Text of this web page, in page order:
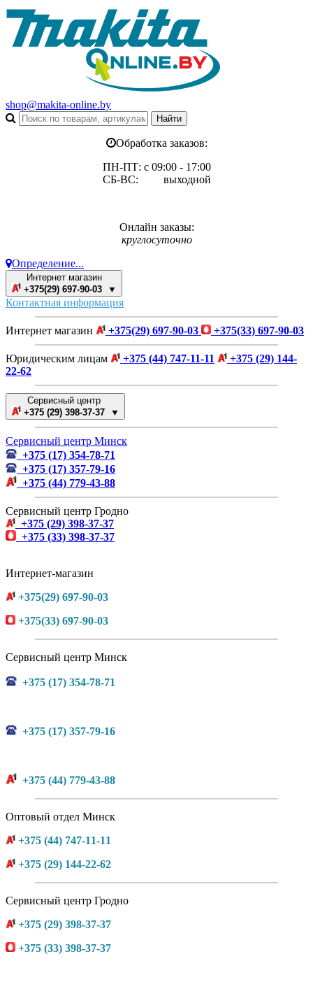
shop@makita-online.by
Обработка заказов:
ПН-ПТ: с 09:00 - 17:00
СБ-ВС: выходной
Онлайн заказы:
круглосуточно
Определение...
Интернет магазин
+375(29) 697-90-03 ▼
Контактная информация
Интернет магазин +375(29) 697-90-03 +375(33) 697-90-03
Юридическим лицам +375 (44) 747-11-11
+375 (29) 144-
22-62
Сервисный центр
+375 (29) 398-37-37 ▼
Сервисный центр Минск
+375 (17) 354-78-71
+375 (17) 357-79-16
+375 (44) 779-43-88
Сервисный центр Гродно
+375 (29) 398-37-37
+375 (33) 398-37-37
Интернет-магазин
+375(29) 697-90-03
+375(33) 697-90-03
Сервисный центр Минск
+375 (17) 354-78-71
+375 (17) 357-79-16
+375 (44) 779-43-88
Оптовый отдел Минск
+375 (44) 747-11-11
+375 (29) 144-22-62
Сервисный центр Гродно
+375 (29) 398-37-37
+375 (33) 398-37-37